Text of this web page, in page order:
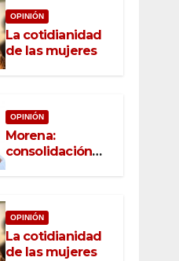
OPINIÓN
La cotidianidad
de las mujeres
OPINIÓN
Morena:
consolidación
con raíz, rumbo
OPINIÓN
La cotidianidad
de las mujeres